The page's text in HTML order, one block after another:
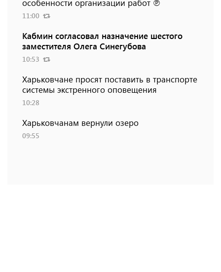
особенности организации работ ℗
11:00
Кабмин согласовал назначение шестого
заместителя Олега Синегубова
10:53
Харьковчане просят поставить в транспорте
системы экстренного оповещения
10:28
Харьковчанам вернули озеро
09:55